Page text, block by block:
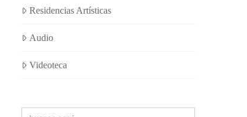
Residencias Artísticas
Audio
Videoteca
Buscar: